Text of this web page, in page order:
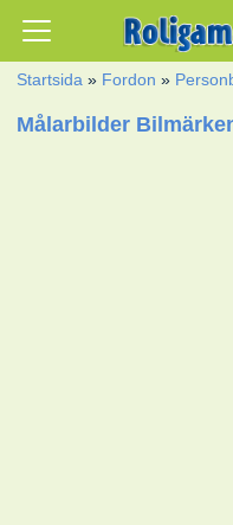
Startsida » Fordon »
Målarbilder